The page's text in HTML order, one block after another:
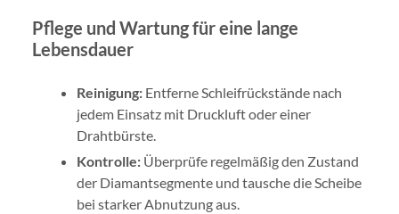
Pflege und Wartung für eine lange
Lebensdauer
Reinigung:Entferne Schleifrückstände nach
jedem Einsatz mit Druckluft oder einer
Drahtbürste.
Kontrolle:Überprüfe regelmäßig den Zustand
der Diamantsegmente und tausche die Scheibe
bei starker Abnutzung aus.